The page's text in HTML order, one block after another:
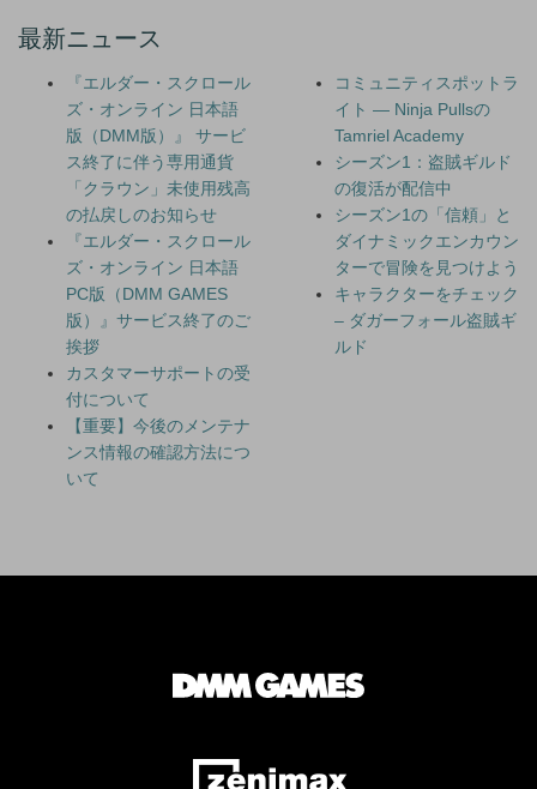
最新ニュース
『エルダー・スクロール
ズ・オンライン 日本語
版（DMM版）』 サービ
ス終了に伴う専用通貨
「クラウン」未使用残高
の払戻しのお知らせ
『エルダー・スクロール
ズ・オンライン 日本語
PC版（DMM GAMES
版）』サービス終了のご
挨拶
カスタマーサポートの受
付について
【重要】今後のメンテナ
ンス情報の確認方法につ
いて
コミュニティスポットラ
イト — Ninja Pullsの
Tamriel Academy
シーズン1：盗賊ギルド
の復活が配信中
シーズン1の「信頼」と
ダイナミックエンカウン
ターで冒険を見つけよう
キャラクターをチェック
– ダガーフォール盗賊ギ
ルド